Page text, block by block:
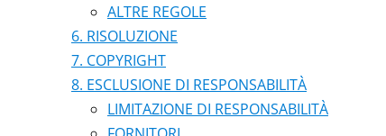
ALTRE REGOLE
RISOLUZIONE
COPYRIGHT
ESCLUSIONE DI RESPONSABILITÀ
LIMITAZIONE DI RESPONSABILITÀ